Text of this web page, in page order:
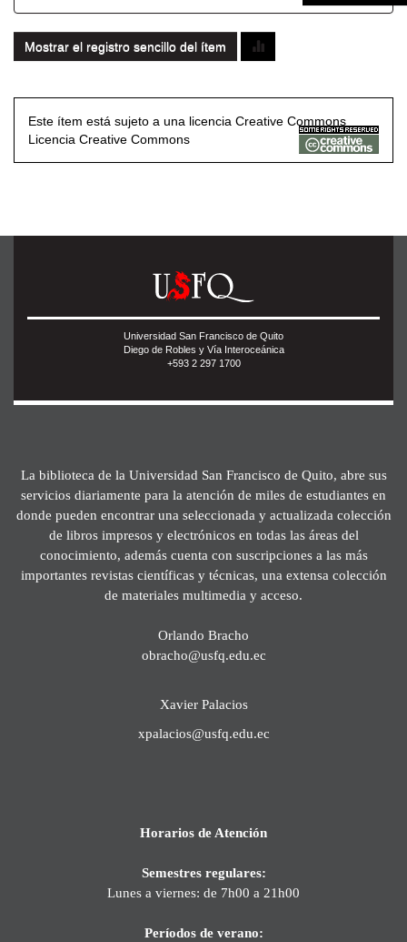
Mostrar el registro sencillo del ítem
Este ítem está sujeto a una licencia Creative Commons
Licencia Creative Commons
Universidad San Francisco de Quito
Diego de Robles y Vía Interoceánica
+593 2 297 1700
La biblioteca de la Universidad San Francisco de Quito, abre sus
servicios diariamente para la atención de miles de estudiantes en
donde pueden encontrar una seleccionada y actualizada colección
de libros impresos y electrónicos en todas las áreas del
conocimiento, además cuenta con suscripciones a las más
importantes revistas científicas y técnicas, una extensa colección
de materiales multimedia y acceso.
Orlando Bracho
obracho@usfq.edu.ec
Xavier Palacios
xpalacios@usfq.edu.ec
Horarios de Atención
Semestres regulares:
Lunes a viernes: de 7h00 a 21h00
Períodos de verano: